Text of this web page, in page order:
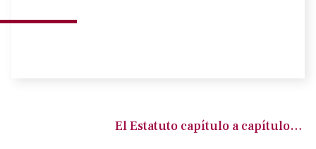
El Estatuto capítulo a capítulo…